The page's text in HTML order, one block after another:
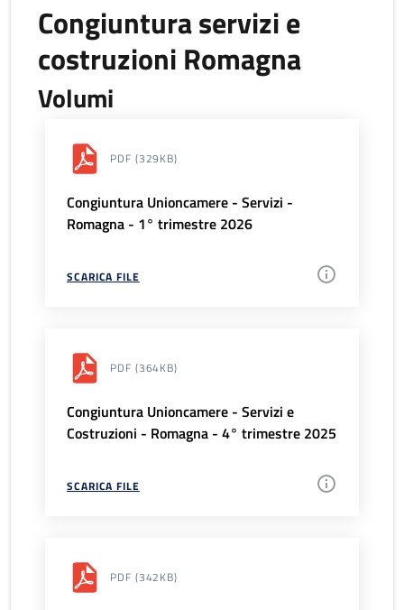
Congiuntura servizi e
costruzioni Romagna
Volumi
PDF (329KB)
Congiuntura Unioncamere - Servizi -
Romagna - 1° trimestre 2026
SCARICA FILE
PDF (364KB)
Congiuntura Unioncamere - Servizi e
Costruzioni - Romagna - 4° trimestre 2025
SCARICA FILE
PDF (342KB)